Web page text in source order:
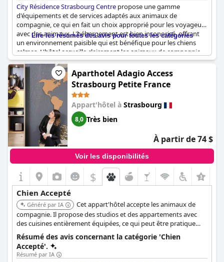
City Résidence Strasbourg Centre propose une gamme
d'équipements et de services adaptés aux animaux de
compagnie, ce qui en fait un choix approprié pour les voyageurs
avec des animaux. L'hébergement est bien insonorisé, offrant
un environnement paisible qui est bénéfique pour les chiens
calmes. L'hôtel accueille clairement les animaux de compagnie,
indiquant que les chiens sont admis moyennant un supplément
de 6 EUR par nuit. Des clients ont noté que voyager même avec
deux chiens ne posait pas de problème. Le personnel est
souligné comme étant accueillant envers les chiens, ce qui
contribue à une atmosphère chaleureuse pour les propriétaires
d'animaux. Bien qu'un avis mentionne un manque de
fonctionnalités adaptées aux animaux de compagnie, le
sentiment général reste positif, les animaux étant bien accueillis.
De petites améliorations, telles que la présence de petits balais,
pourraient encore améliorer l'expérience pour ceux qui
séjournent avec des animaux de compagnie.
Lire les résumés des avis pour toutes les catégories
Aparthotel Adagio Access
Strasbourg Petite France
Appart'hôtel à Strasbourg
8,0 Très bien
À partir de 74 $
Voir les disponibilités
$
Chien Accepté
Généré par IA
Cet appart'hôtel accepte les animaux de
compagnie. Il propose des studios et des appartements avec
des cuisines entièrement équipées, ce qui peut être pratique
pour les propriétaires d'animaux.
Résumé des avis concernant la catégorie 'Chien
Accepté'.
Résumé par IA